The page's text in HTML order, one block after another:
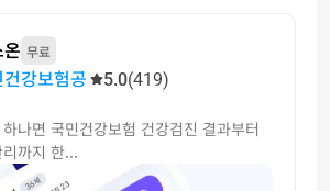
무료
강보험공
5.0(419)
나면 국민건강보험 건강검진 결과부터
까지 한...